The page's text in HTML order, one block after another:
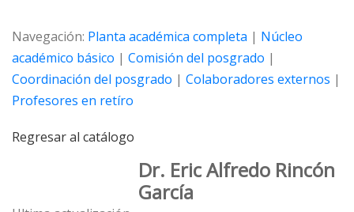
Navegación: Planta académica completa | Núcleo
académico básico | Comisión del posgrado |
Coordinación del posgrado | Colaboradores externos |
Profesores en retíro
Regresar al catálogo
Dr. Eric Alfredo Rincón
Garcí­a